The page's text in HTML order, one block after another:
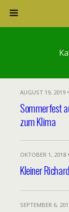
AUGUST 19, 2019
Sommerfest
zum Klima
OKTOBER 1, 2018
Kleiner
SEPTEMBER 6,